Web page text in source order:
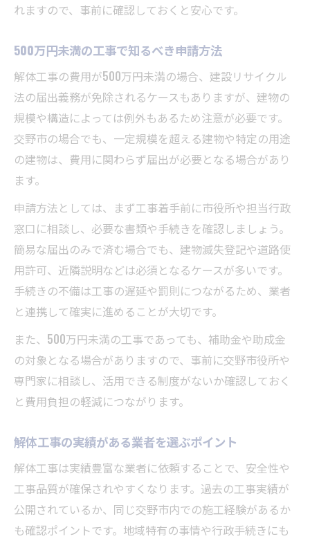
れますので、事前に確認しておくと安心です。
500万円未満の工事で知るべき申請方法
解体工事の費用が500万円未満の場合、建設リサイクル
法の届出義務が免除されるケースもありますが、建物の
規模や構造によっては例外もあるため注意が必要です。
交野市の場合でも、一定規模を超える建物や特定の用途
の建物は、費用に関わらず届出が必要となる場合があり
ます。
申請方法としては、まず工事着手前に市役所や担当行政
窓口に相談し、必要な書類や手続きを確認しましょう。
簡易な届出のみで済む場合でも、建物滅失登記や道路使
用許可、近隣説明などは必須となるケースが多いです。
手続きの不備は工事の遅延や罰則につながるため、業者
と連携して確実に進めることが大切です。
また、500万円未満の工事であっても、補助金や助成金
の対象となる場合がありますので、事前に交野市役所や
専門家に相談し、活用できる制度がないか確認しておく
と費用負担の軽減につながります。
解体工事の実績がある業者を選ぶポイント
解体工事は実績豊富な業者に依頼することで、安全性や
工事品質が確保されやすくなります。過去の工事実績が
公開されているか、同じ交野市内での施工経験があるか
も確認ポイントです。地域特有の事情や行政手続きにも